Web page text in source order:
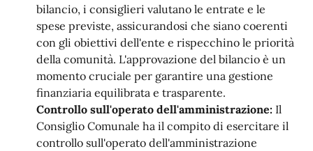
bilancio, i consiglieri valutano le entrate e le
spese previste, assicurandosi che siano coerenti
con gli obiettivi dell'ente e rispecchino le priorità
della comunità. L'approvazione del bilancio è un
momento cruciale per garantire una gestione
finanziaria equilibrata e trasparente.
Controllo sull'operato dell'amministrazione: Il
Consiglio Comunale ha il compito di esercitare il
controllo sull'operato dell'amministrazione